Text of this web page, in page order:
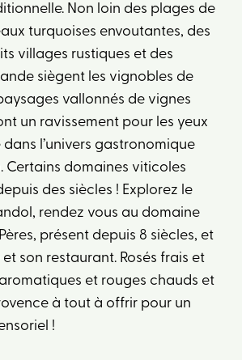
Non loin des plages de
turquoises envoutantes, des
villages rustiques et des
siègent les vignobles de
vallonnés de vignes
un ravissement pour les yeux
l’univers gastronomique
Certains domaines viticoles
des siècles ! Explorez le
rendez vous au domaine
présent depuis 8 siècles, et
son restaurant. Rosés frais et
et rouges chauds et
à tout à offrir pour un
!